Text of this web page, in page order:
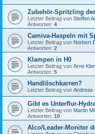
Zubehör-Spritzling
Letzter Beitrag von Steffen
Antworten: 4
Camiva-Haspeln mit
Letzter Beitrag von Norbert
Antworten: 2
Klampen in H0
Letzter Beitrag von Arne
Antworten: 5
Handlöschkarren?
Letzter Beitrag von Andreas
Gibt es Unterflur-
Letzter Beitrag von Martin
Antworten: 10
Alco/Leader-Monitor